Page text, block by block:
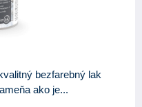
bezfarebný lak
ako je...